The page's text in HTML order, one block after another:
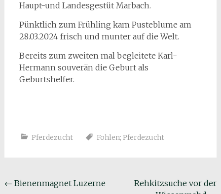
Haupt-und Landesgestüt Marbach.
Pünktlich zum Frühling kam Pusteblume am
28.03.2024 frisch und munter auf die Welt.
Bereits zum zweiten mal begleitete Karl-
Hermann souverän die Geburt als
Geburtshelfer.
Pferdezucht Fohlen; Pferdezucht
Beitragsnavigation
← Bienenmagnet Luzerne
Rehkitzsuche vor der